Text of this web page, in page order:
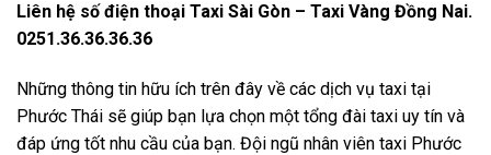
Liên hệ số điện thoại Taxi Sài Gòn – Taxi Vàng Đồng Nai.
0251.36.36.36.36
Những thông tin hữu ích trên đây về các dịch vụ taxi tại
Phước Thái sẽ giúp bạn lựa chọn một tổng đài taxi uy tín và
đáp ứng tốt nhu cầu của bạn. Đội ngũ nhân viên taxi Phước